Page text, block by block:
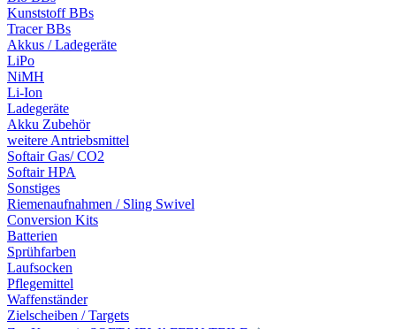
Kunststoff BBs
Tracer BBs
Akkus / Ladegeräte
LiPo
NiMH
Li-Ion
Ladegeräte
Akku Zubehör
weitere Antriebsmittel
Softair Gas/ CO2
Softair HPA
Sonstiges
Riemenaufnahmen / Sling Swivel
Conversion Kits
Batterien
Sprühfarben
Laufsocken
Pflegemittel
Waffenständer
Zielscheiben / Targets